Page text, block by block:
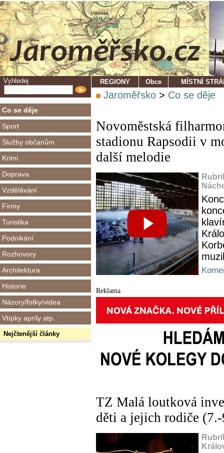
Vyhledej
Co se děje
Sport
Služby občanům
Krimi
Doprava
Vzdělávání
Firmy
Turistika
Podnikání
Rozhovory
Architektura
Historie
Názory/fotky/videa
Vtípky apríly atp.
Nejčtenější články
REGIONY Obce MÍSTNÍ
Jaroměřsko > Co se děje
Novoměstská
stadionu Rapsodii v
další melodie
Reklama
TZ Malá loutková
děti a jejich rodiče